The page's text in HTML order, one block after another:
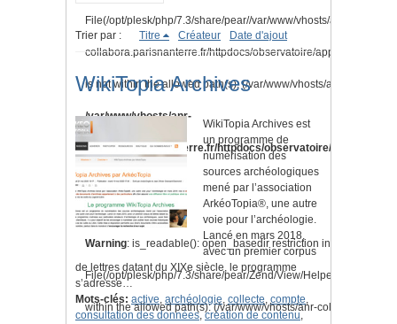
File(/opt/plesk/php/7.3/share/pear//var/www/vhosts/anr-
collabora.parisnanterre.fr/httpdocs/observatoire/application/
is not within the allowed path(s): (/var/www/vhosts/anr-
/var/www/vhosts/anr-
collabora.parisnanterre.fr/httpdocs/observatoire/application/
on line186
Warning: is_readable(): open_basedir restriction in effect.
File(/opt/plesk/php/7.3/share/pear/Zend/View/Helper/
within the allowed path(s): (/var/www/vhosts/anr-
Trier par : Titre Créateur Date d'ajout
WikiTopia Archives
WikiTopia Archives est
un programme de
numérisation des
sources archéologiques
mené par l’association
ArkéoTopia®, une autre
voie pour l’archéologie.
Lancé en mars 2018,
avec un premier corpus
de lettres datant du XIXe siècle, le programme
s’adresse…
Mots-clés: active, archéologie, collecte, compte,
consultation des données, création de contenu,